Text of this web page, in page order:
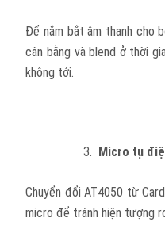
Để nắm bắt âm thanh cho
cân bằng và blend ở thời
không tới.
Micro tụ
Chuyển đổi AT4050 từ
micro để tránh hiện tượng